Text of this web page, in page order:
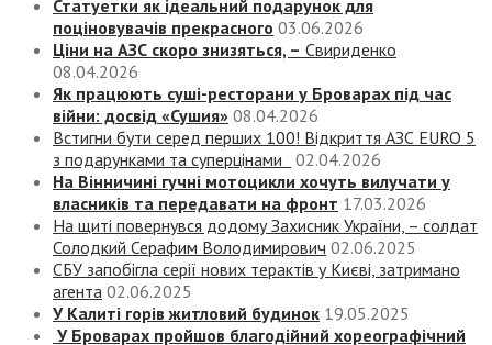
Статуетки як ідеальний подарунок для
поціновувачів прекрасного 03.06.2026
Ціни на АЗС скоро знизяться, – Свириденко
08.04.2026
Як працюють суші-ресторани у Броварах під час
війни: досвід «Сушия» 08.04.2026
Встигни бути серед перших 100! Відкриття АЗС EURO 5
з подарунками та суперцінами
02.04.2026
На Вінничині гучні мотоцикли хочуть вилучати у
власників та передавати на фронт 17.03.2026
На щиті повернувся додому Захисник України, – солдат
Солодкий Серафим Володимирович 02.06.2025
СБУ запобігла серії нових терактів у Києві, затримано
агента 02.06.2025
У Калиті горів житловий будинок 19.05.2025
У Броварах пройшов благодійний хореографічний